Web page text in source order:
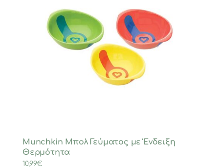
Munchkin Μπολ Γεύματος με Ένδειξη
Θερμότητα
10,99€